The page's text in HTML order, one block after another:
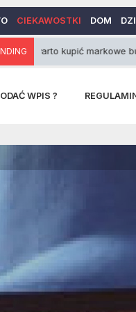
CIEKAWOSTKI DOM
kupić markowe buty?
WPIS ?